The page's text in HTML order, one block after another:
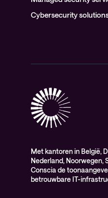
Cybersecurity
Met kantoren in België,
Nederland, Noorwegen,
Conscia de
betrouwbare IT-